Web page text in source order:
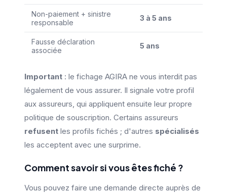
Non-paiement + sinistre
responsable
3 à 5 ans
Fausse déclaration
associée
5 ans
Important : le fichage AGIRA ne vous interdit pas
légalement de vous assurer. Il signale votre profil
aux assureurs, qui appliquent ensuite leur propre
politique de souscription. Certains assureurs
refusent les profils fichés ; d'autres spécialisés
les acceptent avec une surprime.
Comment savoir si vous êtes fiché ?
Vous pouvez faire une demande directe auprès de